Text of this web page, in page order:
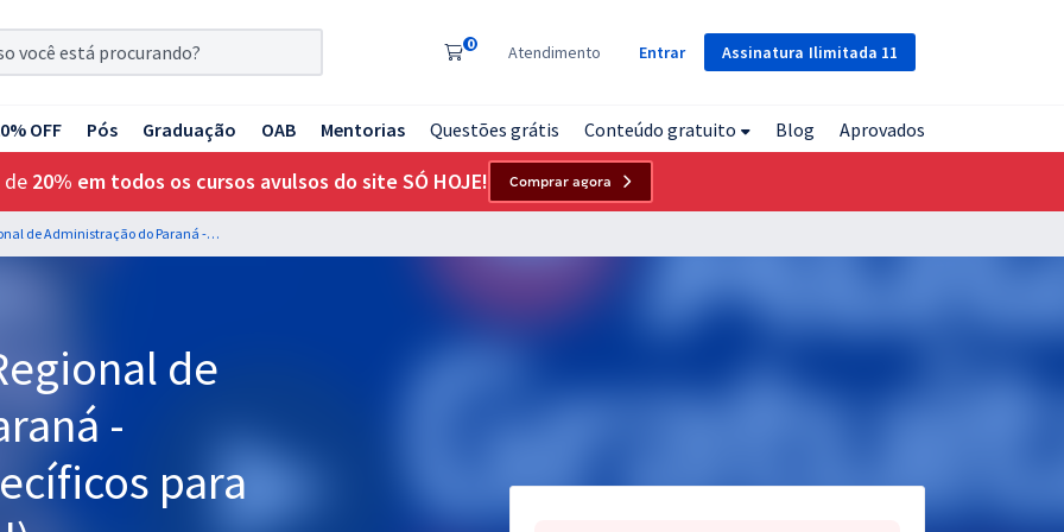
Assinatura Ilimitada 11
0 Atendimento Entrar
OFF Pós Graduação OAB Mentorias Questões grátis Conteúdo gratuito Blog Aprovados
de 20% em todos os cursos avulsos do site SÓ HOJE! Comprar agora
CRA PR - Conselho Regional de Administração do Paraná - Conhecimentos Específicos para Contador (Pós-Edital)
de
-
para